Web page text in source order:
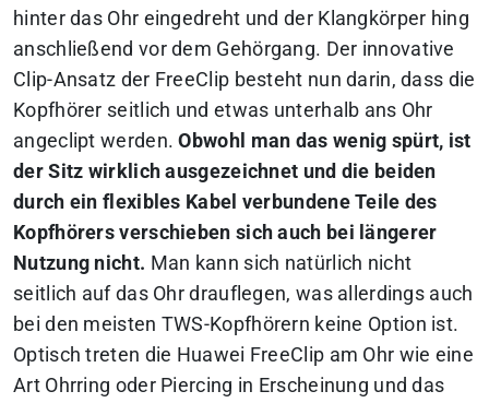
hinter das Ohr eingedreht und der Klangkörper hing
anschließend vor dem Gehörgang. Der innovative
Clip-Ansatz der FreeClip besteht nun darin, dass die
Kopfhörer seitlich und etwas unterhalb ans Ohr
angeclipt werden.Obwohl man das wenig spürt, ist
der Sitz wirklich ausgezeichnet und die beiden
durch ein flexibles Kabel verbundene Teile des
Kopfhörers verschieben sich auch bei längerer
Nutzung nicht. Man kann sich natürlich nicht
seitlich auf das Ohr drauflegen, was allerdings auch
bei den meisten TWS-Kopfhörern keine Option ist.
Optisch treten die Huawei FreeClip am Ohr wie eine
Art Ohrring oder Piercing in Erscheinung und das